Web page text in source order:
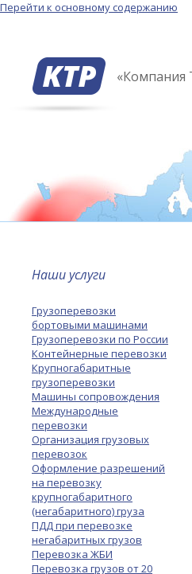
Перейти к основному содержанию
«Компания
Наши услуги
Грузоперевозки
бортовыми машинами
Грузоперевозки по России
Контейнерные перевозки
Крупногабаритные
грузоперевозки
Машины сопровождения
Международные
перевозки
Организация грузовых
перевозок
Оформление разрешений
на перевозку
крупногабаритного
(негабаритного) груза
ПДД при перевозке
негабаритных грузов
Перевозка ЖБИ
Перевозка грузов от 20